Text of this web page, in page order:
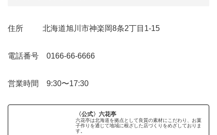
住所 北海道旭川市神楽岡8条2丁目1-15
電話番号 0166-66-6666
営業時間 9:30〜17:30
〈公式〉六花亭
六花亭は北海道を拠点として良質の素材にこだわり、お菓
子作りを通じて地域に根ざした店づくりをめざしておりま
す。